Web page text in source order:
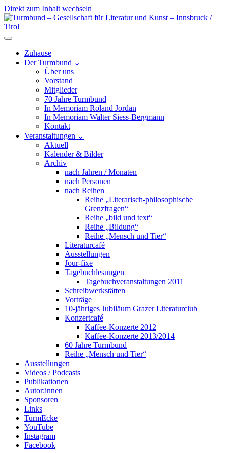
Direkt zum Inhalt wechseln
Hauptnavigation
Zuhause
Der Turmbund ⌄
Über uns
Vorstand
Mitglieder
70 Jahre Turmbund
In Memoriam Roland Jordan
In Memoriam Walter Siess-Bergmann
Kontakt
Veranstaltungen ⌄
Aktuell
Kalender & Bilder
Archiv
nach Jahren / Monaten
nach Personen
nach Reihen
Reihe „Literarisch-philosophische
Grenzfragen“
Reihe „bild und text“
Reihe „Bildung“
Reihe „Mensch und Tier“
Literaturcafé
Ausstellungen
Jour-fixe
Tagebuchlesungen
Tagebuchveranstaltungen 2011
Schreibwerkstätten
Vorträge
10-jähriges Jubiläum Grazer Literaturclub
Konzertcafé
Kaffee-Konzerte 2012
Kaffee-Konzerte 2013/2014
60 Jahre Turmbund
Reihe „Mensch und Tier“
Ausstellungen
Videos / Podcasts
Publikationen
Autor:innen
Sponsoren
Links
TurmEcke
YouTube
Instagram
Facebook